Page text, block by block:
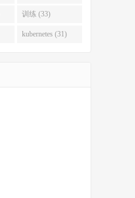
训练 (33)
kubernetes (31)